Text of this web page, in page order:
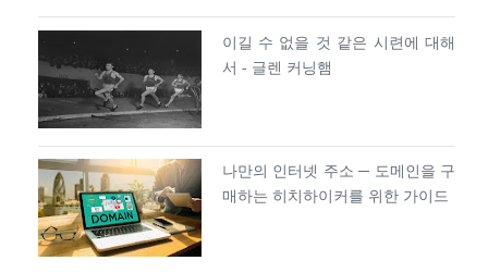
이길 수 없을 것 같은 시련에 대해
서 - 글렌 커닝햄
나만의 인터넷 주소 ─ 도메인을 구
매하는 히치하이커를 위한 가이드